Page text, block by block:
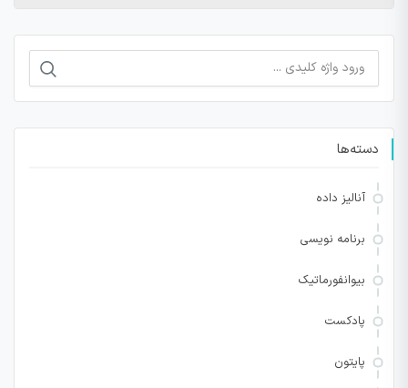
جستجو
دسته‌ها
آنالیز داده
برنامه نویسی
بیوانفورماتیک
پادکست
پایتون